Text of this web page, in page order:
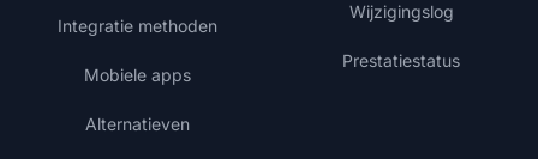
Integratie methoden
Mobiele apps
Alternatieven
Wijzigingslog
Prestatiestatus